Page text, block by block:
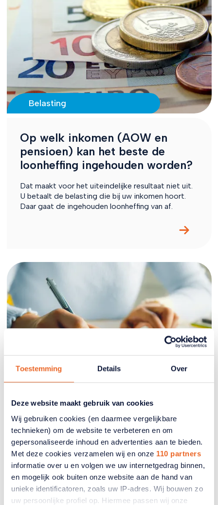
Toestemming Details Over
Deze website maakt gebruik van cookies
Wij gebruiken cookies (en daarmee vergelijkbare
technieken) om de website te verbeteren en om
gepersonaliseerde inhoud en advertenties aan te bieden.
Met deze cookies verzamelen wij en onze 110 partners
informatie over u en volgen we uw internetgedrag binnen,
en mogelijk ook buiten onze website aan de hand van
unieke identificatoren, zoals uw IP-adres. Wij bouwen zo
uw persoonlijke profiel op. Hiermee passen wij onze
Belasting
Op welk inkomen (AOW en
pensioen) kan het beste de
loonheffing ingehouden worden?
Dat maakt voor het uiteindelijke resultaat niet uit.
U betaalt de belasting die bij uw inkomen hoort.
Daar gaat de ingehouden loonheffing van af.
Belasting
Waarom moet ik ieder jaar
inkomstenbelasting bijbetalen?
Dat komt omdat het belastingsysteem
verschillende tarieven kent; hoe hoger het inkomen
hoe hoger de belasting.